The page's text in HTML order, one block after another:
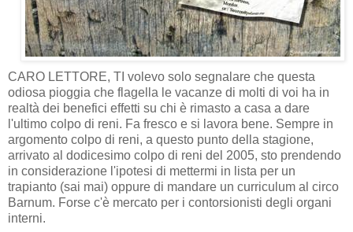
CARO LETTORE, TI volevo solo segnalare che questa
odiosa pioggia che flagella le vacanze di molti di voi ha in
realtà dei benefici effetti su chi è rimasto a casa a dare
l'ultimo colpo di reni. Fa fresco e si lavora bene. Sempre in
argomento colpo di reni, a questo punto della stagione,
arrivato al dodicesimo colpo di reni del 2005, sto prendendo
in considerazione l'ipotesi di mettermi in lista per un
trapianto (sai mai) oppure di mandare un curriculum al circo
Barnum. Forse c'è mercato per i contorsionisti degli organi
interni.